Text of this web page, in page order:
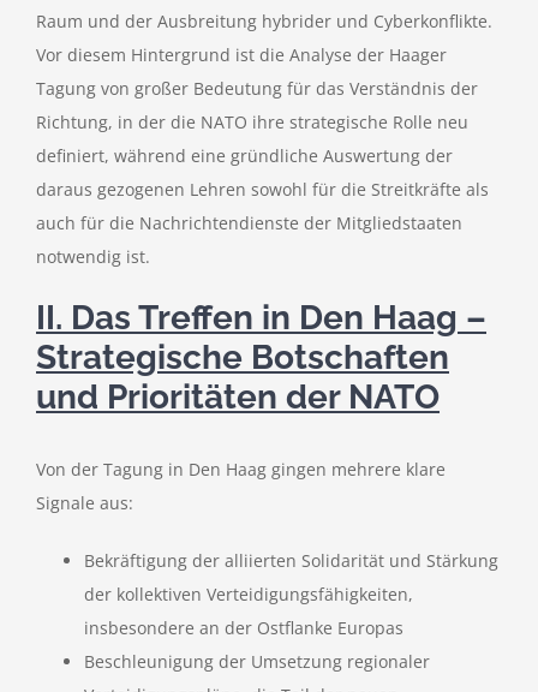
Raum und der Ausbreitung hybrider und Cyberkonflikte.
Vor diesem Hintergrund ist die Analyse der Haager
Tagung von großer Bedeutung für das Verständnis der
Richtung, in der die NATO ihre strategische Rolle neu
definiert, während eine gründliche Auswertung der
daraus gezogenen Lehren sowohl für die Streitkräfte als
auch für die Nachrichtendienste der Mitgliedstaaten
notwendig ist.
II. Das Treffen in Den Haag –
Strategische Botschaften
und Prioritäten der NATO
Von der Tagung in Den Haag gingen mehrere klare
Signale aus:
Bekräftigung der alliierten Solidarität und Stärkung
der kollektiven Verteidigungsfähigkeiten,
insbesondere an der Ostflanke Europas
Beschleunigung der Umsetzung regionaler